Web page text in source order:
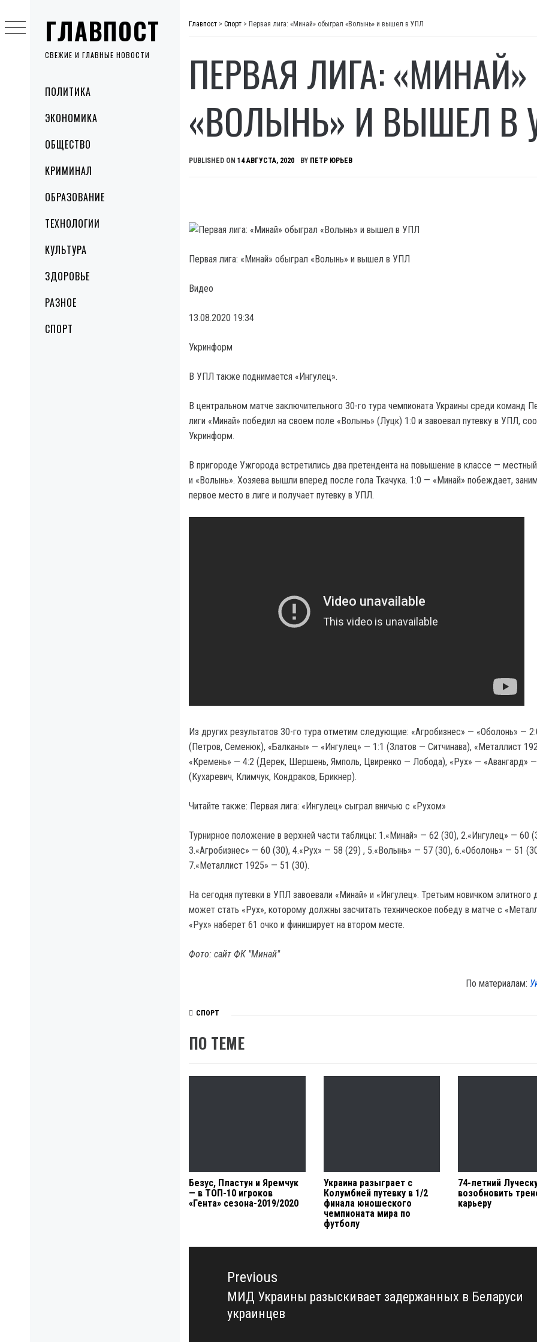
ГЛАВПОСТ
СВЕЖИЕ И ГЛАВНЫЕ НОВОСТИ
MenuПОЛИТИКА
ЭКОНОМИКА
ОБЩЕСТВО
КРИМИНАЛ
ОБРАЗОВАНИЕ
ТЕХНОЛОГИИ
КУЛЬТУРА
ЗДОРОВЬЕ
РАЗНОЕ
СПОРТ
to
content
Главпост > Спорт > Первая лига: «Минай» обыграл «Волынь» и вышел в УПЛ
ПЕРВАЯ ЛИГА:
«ВОЛЫНЬ» И ВЫШЕЛ В
PUBLISHED ON 14 АВГУСТА, 2020 BY ПЕТР ЮРЬЕВ
Первая лига: «Минай» обыграл «Волынь» и вышел в УПЛ
Видео
13.08.2020 19:34
Укринформ
В УПЛ также поднимается «Ингулец».
В центральном матче заключительного 30-го тура чемпионата Украины среди команд
лиги «Минай» победил на своем поле «Волынь» (Луцк) 1:0 и завоевал путевку в УПЛ,
Укринформ.
В пригороде Ужгорода встретились два претендента на повышение в классе —
и «Волынь». Хозяева вышли вперед после гола Ткачука. 1:0 — «Минай» побеждает,
первое место в лиге и получает путевку в УПЛ.
Из других результатов 30-го тура отметим следующие: «Агробизнес» — «Оболонь» —
(Петров, Семенюк), «Балканы» — «Ингулец» — 1:1 (Златов — Ситчинава), «Металлист
«Кремень» — 4:2 (Дерек, Шершень, Ямполь, Цвиренко — Лобода), «Рух» — «Авангард»
(Кухаревич, Климчук, Кондраков, Брикнер).
Читайте также: Первая лига: «Ингулец» сыграл вничью с «Рухом»
Турнирное положение в верхней части таблицы: 1.«Минай» — 62 (30), 2.«Ингулец» — 60
3.«Агробизнес» — 60 (30), 4.«Рух» — 58 (29) , 5.«Волынь» — 57 (30), 6.«Оболонь» — 51
7.«Металлист 1925» — 51 (30).
На сегодня путевки в УПЛ завоевали «Минай» и «Ингулец». Третьим новичком элитного
может стать «Рух», которому должны засчитать техническое победу в матче с
«Рух» наберет 61 очко и финиширует на втором месте.
Фото: сайт ФК "Минай"
По материалам:
СПОРТ
ПО ТЕМЕ
Безус, Пластун и Яремчук
— в ТОП-10 игроков
«Гента» сезона-2019/2020
Украина разыграет с
Колумбией путевку в 1/2
финала юношеского
чемпионата мира по
футболу
74-летний
возобновить
карьеру
Навигация
записямPrevious
Previous
post:
МИД Украины разыскивает задержанных в Беларуси
украинцев